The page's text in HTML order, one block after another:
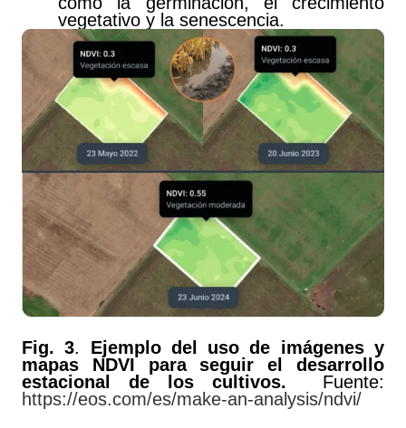
vegetativo y la senescencia.
Fig. 3. Ejemplo del uso de imágenes y
mapas NDVI para seguir el desarrollo
estacional de los cultivos.
Fuente:
https://eos.com/es/make-an-analysis/ndvi/